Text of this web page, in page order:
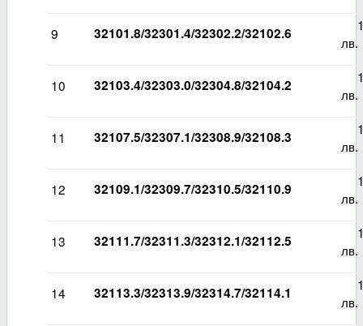
9 32101.8/32301.4/32302.2/32102.6
лв.
10 32103.4/32303.0/32304.8/32104.2
лв.
11 32107.5/32307.1/32308.9/32108.3
лв.
12 32109.1/32309.7/32310.5/32110.9
лв.
13 32111.7/32311.3/32312.1/32112.5
лв.
14 32113.3/32313.9/32314.7/32114.1
лв.